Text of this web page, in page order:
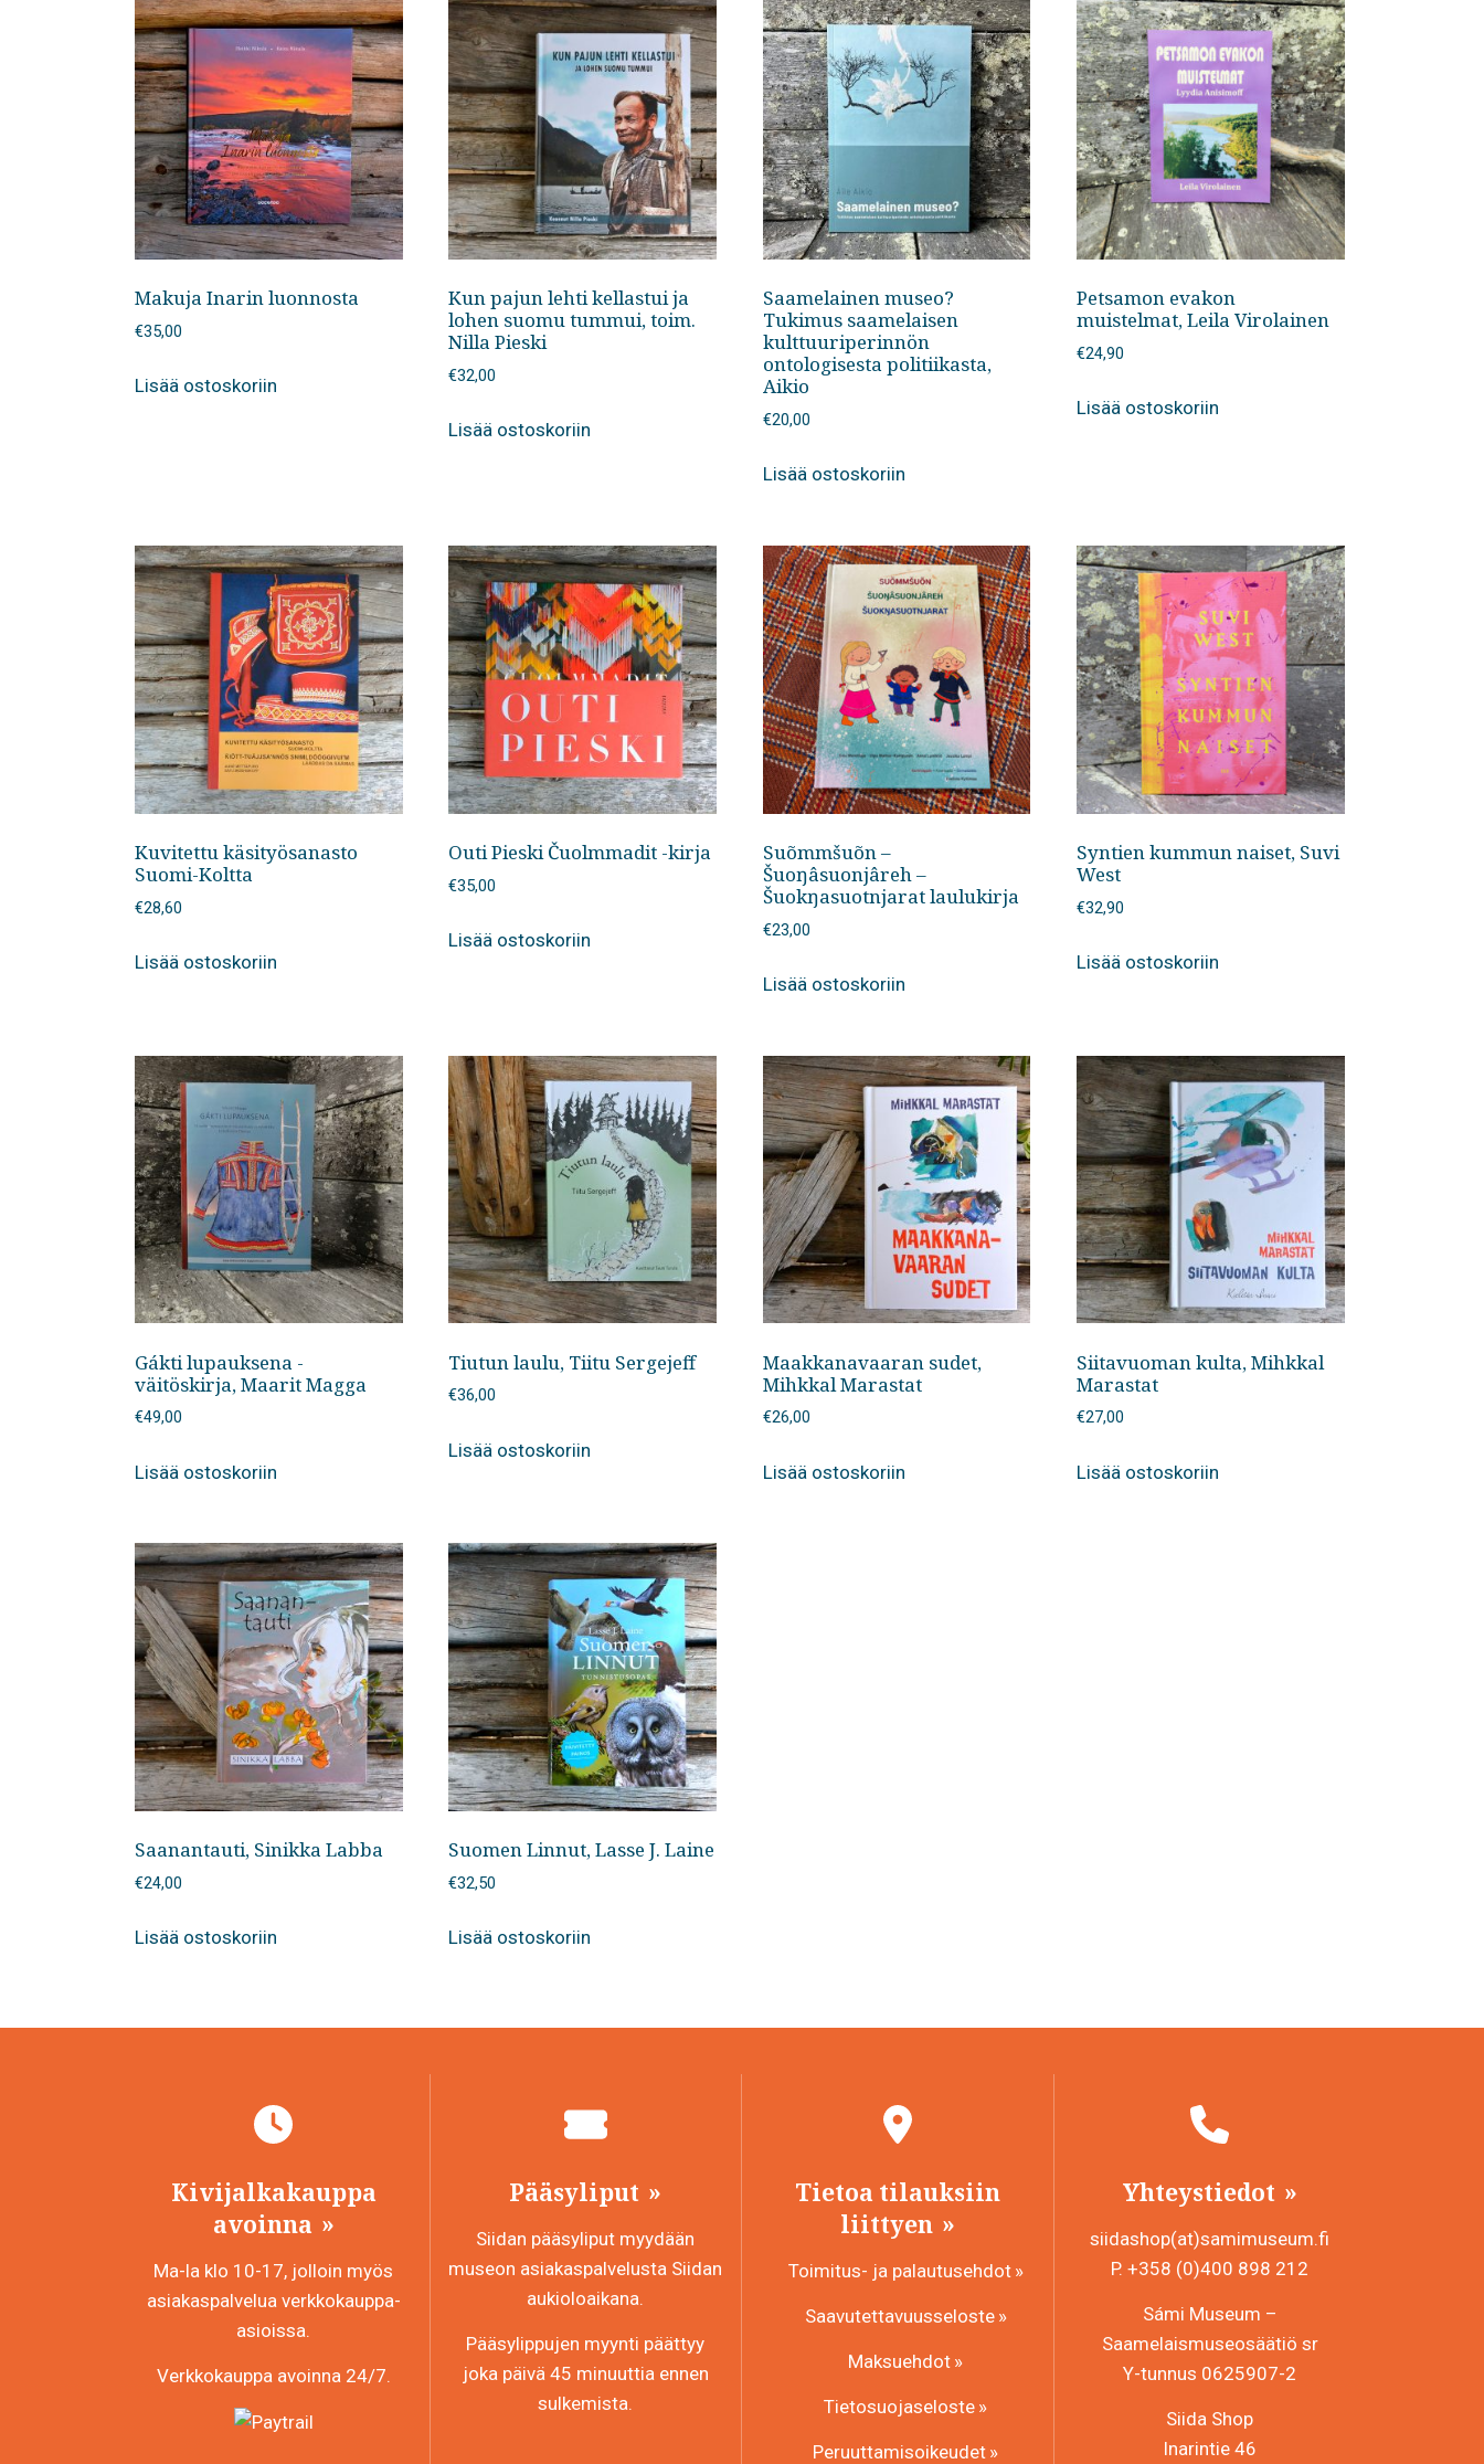
Makuja Inarin luonnosta
€35,00
Lisää ostoskoriin
Kun pajun lehti kellastui ja
lohen suomu tummui, toim.
Nilla Pieski
€32,00
Lisää ostoskoriin
Saamelainen museo?
Tukimus saamelaisen
kulttuuriperinnön
ontologisesta politiikasta,
Aikio
€20,00
Lisää ostoskoriin
Petsamon evakon
muistelmat, Leila Virolainen
€24,90
Lisää ostoskoriin
Kuvitettu käsityösanasto
Suomi-Koltta
€28,60
Lisää ostoskoriin
Outi Pieski Čuolmmadit -kirja
€35,00
Lisää ostoskoriin
Suõmmšuõn –
Šuoŋâsuonjâreh –
Šuokŋasuotnjarat laulukirja
€23,00
Lisää ostoskoriin
Syntien kummun naiset, Suvi
West
€32,90
Lisää ostoskoriin
Gákti lupauksena -
väitöskirja, Maarit Magga
€49,00
Lisää ostoskoriin
Tiutun laulu, Tiitu Sergejeff
€36,00
Lisää ostoskoriin
Maakkanavaaran sudet,
Mihkkal Marastat
€26,00
Lisää ostoskoriin
Siitavuoman kulta, Mihkkal
Marastat
€27,00
Lisää ostoskoriin
Saanantauti, Sinikka Labba
€24,00
Lisää ostoskoriin
Suomen Linnut, Lasse J. Laine
€32,50
Lisää ostoskoriin
Kivijalkakauppa
avoinna
Ma-la klo 10-17, jolloin myös
asiakaspalvelua verkkokauppa-
asioissa.
Verkkokauppa avoinna 24/7.
Pääsyliput
Siidan pääsyliput myydään
museon asiakaspalvelusta Siidan
aukioloaikana.
Pääsylippujen myynti päättyy
joka päivä 45 minuuttia ennen
sulkemista.
Tietoa tilauksiin
liittyen
Toimitus- ja palautusehdot
Saavutettavuusseloste
Maksuehdot
Tietosuojaseloste
Peruuttamisoikeudet
Yhteystiedot
siidashop(at)samimuseum.fi
P. +358 (0)400 898 212
Sámi Museum –
Saamelaismuseosäätiö sr
Y-tunnus 0625907-2
Siida Shop
Inarintie 46